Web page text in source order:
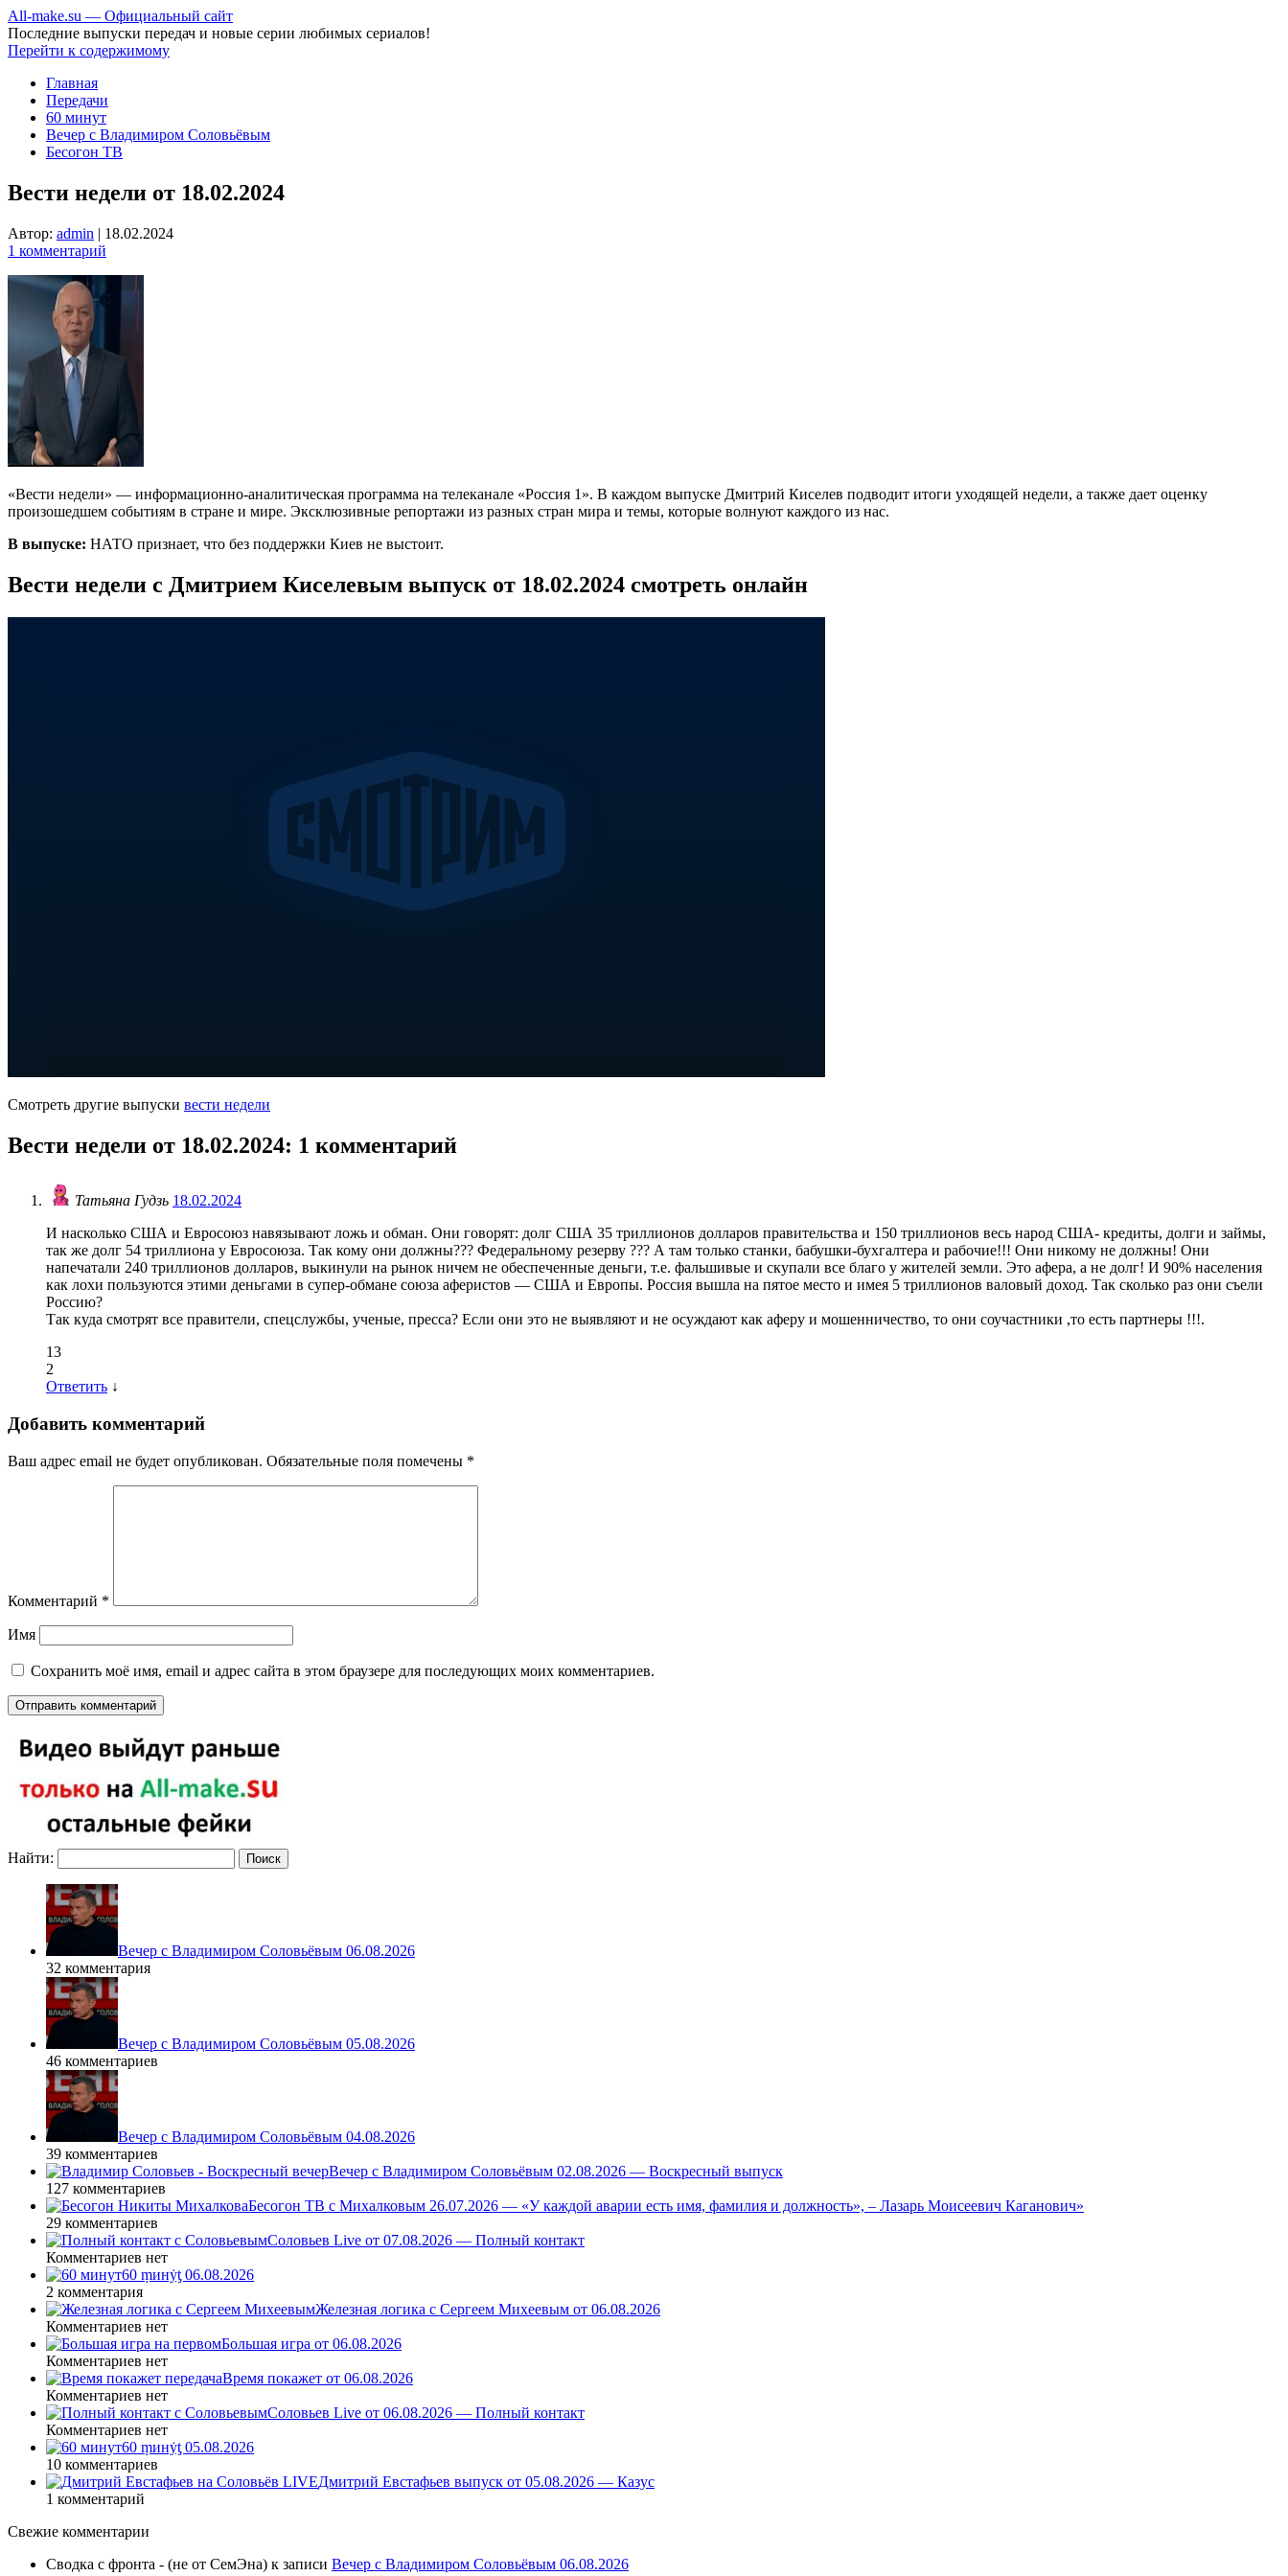
All-make.su — Официальный сайт
Последние выпуски передач и новые серии любимых сериалов!
Перейти к содержимому
Главная
Передачи
60 минут
Вечер с Владимиром Соловьёвым
Бесогон ТВ
Вести недели от 18.02.2024
Автор: admin | 18.02.2024
1 комментарий
«Вести недели» — информационно-аналитическая программа на телеканале «Россия 1». В каждом выпуске Дмитрий Киселев подводит итоги уходящей недели, а также дает оценку
произошедшем событиям в стране и мире. Эксклюзивные репортажи из разных стран мира и темы, которые волнуют каждого из нас.
В выпуске: НАТО признает, что без поддержки Киев не выстоит.
Вести недели с Дмитрием Киселевым выпуск от 18.02.2024 смотреть онлайн
Смотреть другие выпуски вести недели
Вести недели от 18.02.2024: 1 комментарий
Татьяна Гудзь 18.02.2024
И насколько США и Евросоюз навязывают ложь и обман. Они говорят: долг США 35 триллионов долларов правительства и 150 триллионов весь народ США- кредиты, долги и займы,
так же долг 54 триллиона у Евросоюза. Так кому они должны??? Федеральному резерву ??? А там только станки, бабушки-бухгалтера и рабочие!!! Они никому не должны! Они
напечатали 240 триллионов долларов, выкинули на рынок ничем не обеспеченные деньги, т.е. фальшивые и скупали все благо у жителей земли. Это афера, а не долг! И 90% населения
как лохи пользуются этими деньгами в супер-обмане союза аферистов — США и Европы. Россия вышла на пятое место и имея 5 триллионов валовый доход. Так сколько раз они съели
Россию?
Так куда смотрят все правители, спецслужбы, ученые, пресса? Если они это не выявляют и не осуждают как аферу и мошенничество, то они соучастники ,то есть партнеры !!!.
13
2
Ответить ↓
Добавить комментарий
Ваш адрес email не будет опубликован. Обязательные поля помечены *
Комментарий *
Имя
Сохранить моё имя, email и адрес сайта в этом браузере для последующих моих комментариев.
Найти:
Вечер с Владимиром Соловьёвым 06.08.2026
32 комментария
Вечер с Владимиром Соловьёвым 05.08.2026
46 комментариев
Вечер с Владимиром Соловьёвым 04.08.2026
39 комментариев
Вечер с Владимиром Соловьёвым 02.08.2026 — Воскресный выпуск
127 комментариев
Бесогон ТВ с Михалковым 26.07.2026 — «У каждой аварии есть имя, фамилия и должность», – Лазарь Моисеевич Каганович»
29 комментариев
Соловьев Live от 07.08.2026 — Полный контакт
Комментариев нет
60 ṃинẏƫ 06.08.2026
2 комментария
Железная логика с Сергеем Михеевым от 06.08.2026
Комментариев нет
Большая игра от 06.08.2026
Комментариев нет
Время покажет от 06.08.2026
Комментариев нет
Соловьев Live от 06.08.2026 — Полный контакт
Комментариев нет
60 ṃинẏƫ 05.08.2026
10 комментариев
Дмитрий Евстафьев выпуск от 05.08.2026 — Казус
1 комментарий
Свежие комментарии
Сводка с фронта - (не от СемЭна) к записи Вечер с Владимиром Соловьёвым 06.08.2026